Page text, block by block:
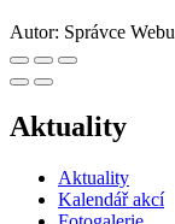
Autor: Správce Webu
Aktuality
Aktuality
Kalendář akcí